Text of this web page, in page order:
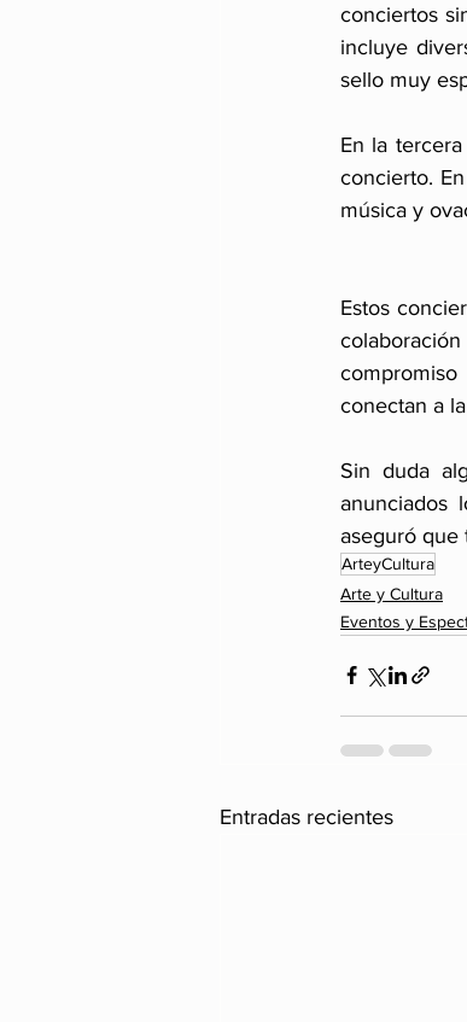
conciertos
incluye
sello muy
En la
concierto.
música y
Estos
conectan a
Sin duda
anunciados
aseguró que
ArteyCultura
Arte y Cultura
Eventos y
Entradas recientes